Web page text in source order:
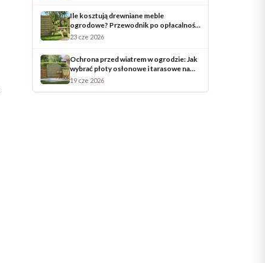
Ile kosztują drewniane meble
ogrodowe? Przewodnik po opłacalności
i trwałości
23 cze 2026
Ochrona przed wiatrem w ogrodzie: Jak
wybrać płoty osłonowe i tarasowe na
letnie dni?
19 cze 2026